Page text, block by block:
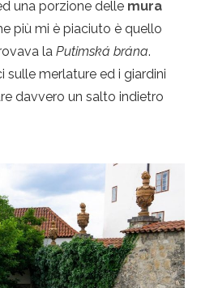
una porzione delle mura
più mi è piaciuto è quello
la Putimská brána.
sulle merlature ed i giardini
davvero un salto indietro